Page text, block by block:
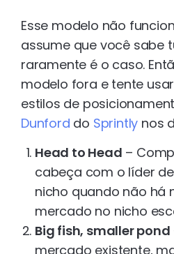
Esse modelo não
assume que você sabe
raramente é o caso.
modelo fora e tente
estilos de
Dunford do Sprintly nos
Head to Head –
cabeça com o líder
nicho quando não há
mercado no nicho
Big fish, smaller pond
mercado existente,